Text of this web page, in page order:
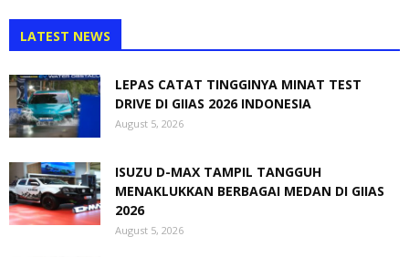
LATEST NEWS
LEPAS CATAT TINGGINYA MINAT TEST
DRIVE DI GIIAS 2026 INDONESIA
August 5, 2026
ISUZU D-MAX TAMPIL TANGGUH
MENAKLUKKAN BERBAGAI MEDAN DI GIIAS
2026
August 5, 2026